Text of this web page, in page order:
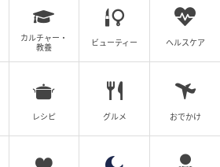
カルチャー・
教養
ビューティー ヘルスケア
レシピ グルメ おでかけ